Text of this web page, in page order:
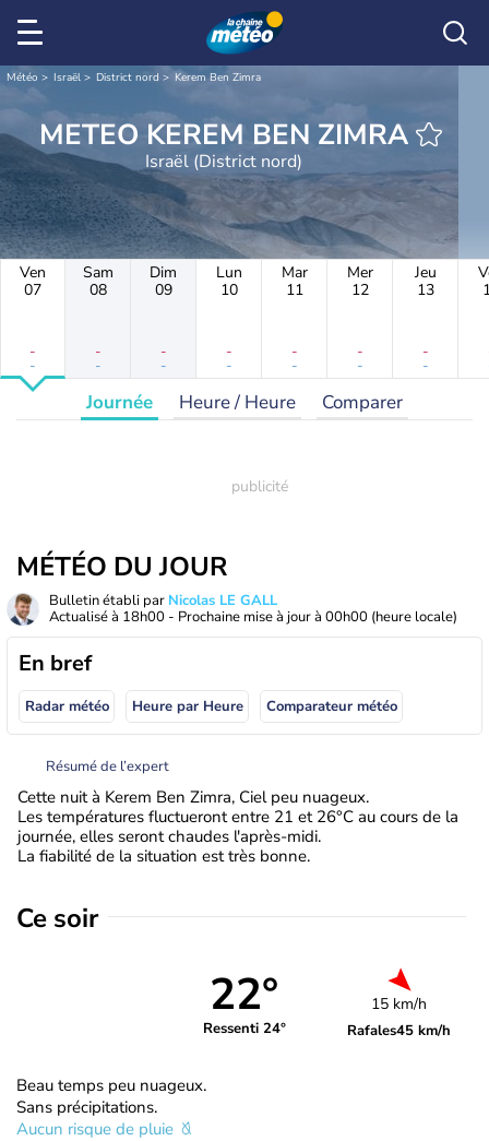
Météo Israël District nord Kerem Ben Zimra
METEO KEREM BEN ZIMRA
Israël (District nord)
Ven
07
-
-
Sam
08
-
-
Dim
09
-
-
Lun
10
-
-
Mar
11
-
-
Mer
12
-
-
Jeu
13
-
-
Journée Heure / Heure Comparer
MÉTÉO DU JOUR
Bulletin établi par Nicolas LE GALL
Actualisé à 18h00 - Prochaine mise à jour à 00h00 (heure locale)
En bref
Radar météo Heure par Heure Comparateur météo
Résumé de l’expert
Cette nuit à Kerem Ben Zimra, Ciel peu nuageux.
Les températures fluctueront entre 21 et 26°C au cours de la
journée, elles seront chaudes l'après-midi.
La fiabilité de la situation est très bonne.
Ce soir
22°
Ressenti 24°
15 km/h
Rafales45 km/h
Beau temps peu nuageux.
Sans précipitations.
Aucun risque de pluie